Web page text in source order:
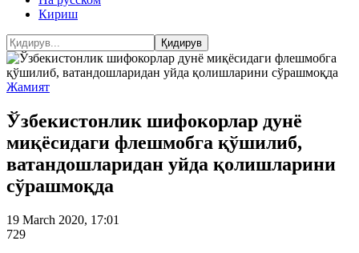
Кириш
Жамият
Ўзбекистонлик шифокорлар дунё
миқёсидаги флешмобга қўшилиб,
ватандошларидан уйда қолишларини
сўрашмоқда
19 March 2020, 17:01
729